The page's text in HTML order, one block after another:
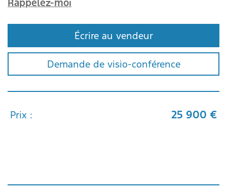
Écrire au vendeur
Demande de visio-conférence
Prix : 25 900 €